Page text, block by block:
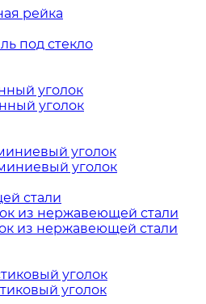
рейка
под стекло
уголок
уголок
уголок
уголок
стали
из нержавеющей стали
из нержавеющей стали
уголок
уголок